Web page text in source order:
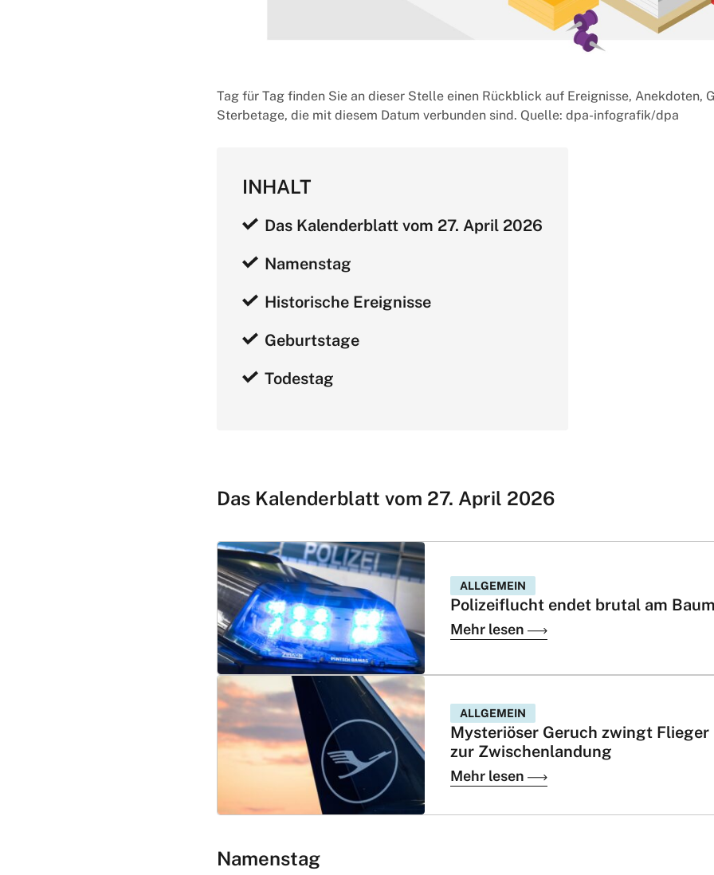
Tag für Tag finden Sie an dieser Stelle einen Rückblick auf Ereignisse, Anekdoten,
Sterbetage, die mit diesem Datum verbunden sind. Quelle: dpa-infografik/dpa
INHALT
Das Kalenderblatt vom 27. April 2026
Namenstag
Historische Ereignisse
Geburtstage
Todestag
Das Kalenderblatt vom 27. April 2026
ALLGEMEIN
Polizeiflucht endet brutal am
Mehr lesen
ALLGEMEIN
Mysteriöser Geruch zwingt Flieger
zur Zwischenlandung
Mehr lesen
Namenstag